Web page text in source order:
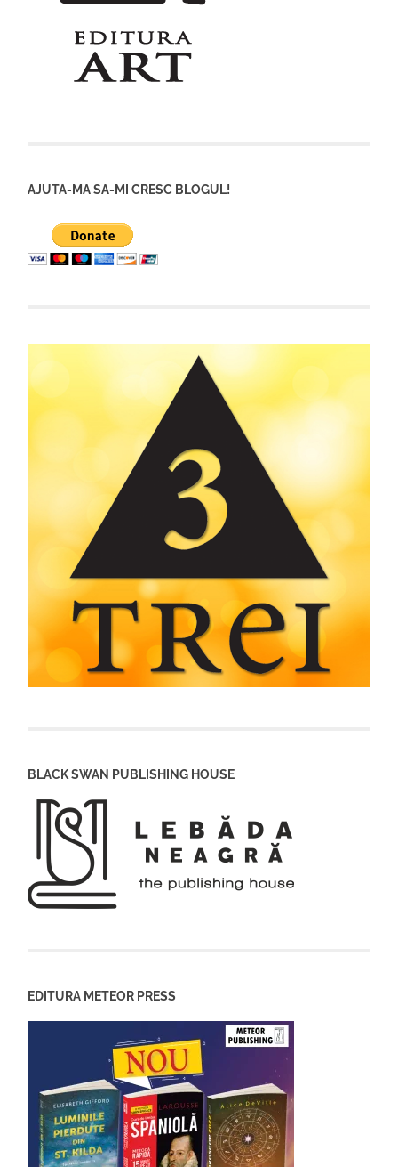
AJUTA-MA SA-MI CRESC BLOGUL!
BLACK SWAN PUBLISHING HOUSE
EDITURA METEOR PRESS